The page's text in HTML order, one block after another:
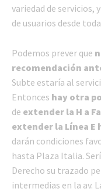
variedad de servicios,
de usuarios desde
Podemos prever que
recomendación
Subte estaría al
Entonces hay otra
de extender la H a
extender la Línea E
darán condiciones
hasta Plaza Italia.
Derecho su trazado
intermedias en la av.